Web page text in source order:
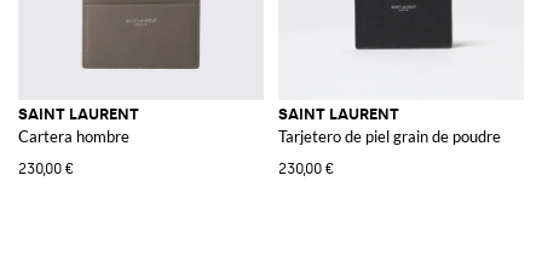
SAINT LAURENT
Cartera hombre
230,00 €
SAINT LAURENT
Tarjetero de piel grain de poudre
230,00 €